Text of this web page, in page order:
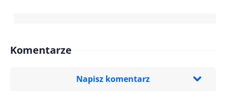
Komentarze
Napisz komentarz